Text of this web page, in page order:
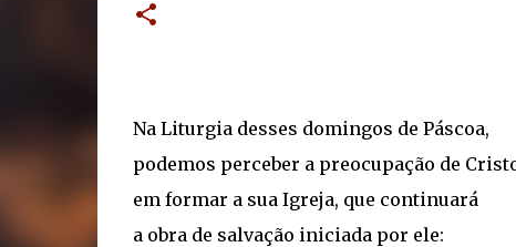
Na Liturgia desses domingos de Páscoa,
podemos perceber a preocupação de
em formar a sua Igreja, que continuará
a obra de salvação iniciada por ele: